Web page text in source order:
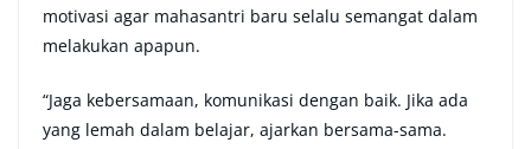
motivasi agar mahasantri baru selalu semangat dalam
melakukan apapun.
“Jaga kebersamaan, komunikasi dengan baik. Jika ada
yang lemah dalam belajar, ajarkan bersama-sama.